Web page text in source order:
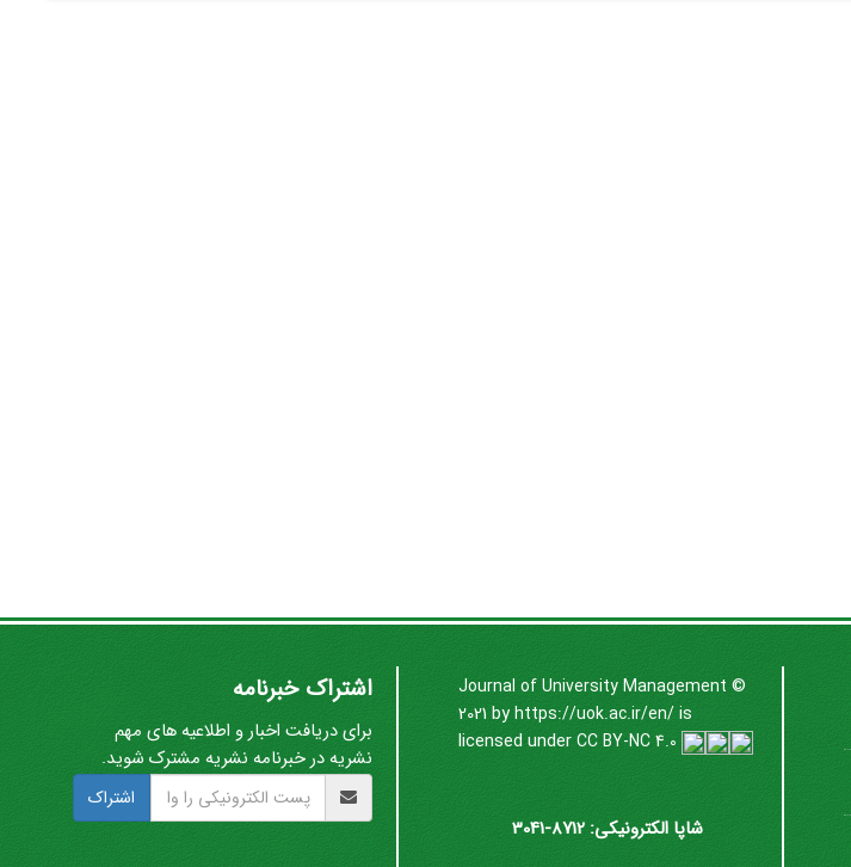
Journal of University Management ©
2021 byhttps://uok.ac.ir/en/is
licensed underCC BY-NC 4.0
شاپا الکترونیکی: 8712-3041
اشتراک خبرنامه
برای دریافت اخبار و اطلاعیه های مهم
نشریه در خبرنامه نشریه مشترک شوید.
اشتراک